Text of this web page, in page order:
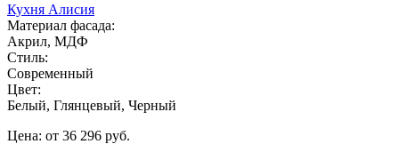
Кухня Алисия
Материал фасада:
Акрил, МДФ
Стиль:
Современный
Цвет:
Белый, Глянцевый, Черный
Цена: от 36 296 руб.